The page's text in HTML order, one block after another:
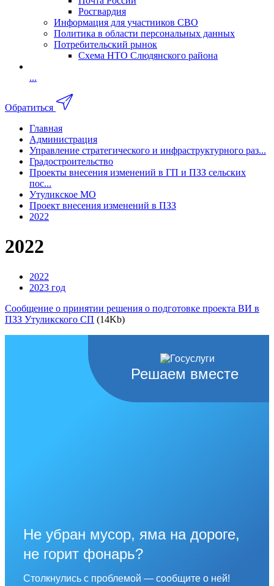
Росгвардия
Информация для участников СВО
Политика в области персональных данных
Потребительский рынок
Схема НТО Слюдянского района
...
Обратиться
Главная
Администрация
Управление стратегического и инфраструктурного раз...
Градостроительство
Проекты внесения изменений в ГП и ПЗЗ сельских
пос...
Утуликское МО
Проект внесения изменений в ПЗЗ
2022
2022
2022
2023 год
Сообщение о принятии решения о подготовке проекта ВИ в
ПЗЗ Утуликского СП (14Kb)
Решаем вместе
Не убран мусор, яма на дороге,
не горит фонарь?
Столкнулись с проблемой — сообщите о ней!